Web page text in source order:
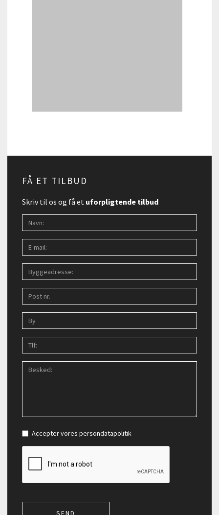
FÅ ET TILBUD
Skriv til os og få et uforpligtende tilbud
Accepter vores persondatapolitik